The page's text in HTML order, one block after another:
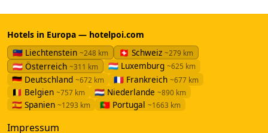
Hotels in Europa — hotelpoi.com
🇱🇮 Liechtenstein ~248 km 🇨🇭 Schweiz ~279 km
🇦🇹 Österreich ~311 km 🇱🇺 Luxemburg ~625 km
🇩🇪 Deutschland ~672 km 🇫🇷 Frankreich ~677 km
🇧🇪 Belgien ~757 km 🇳🇱 Niederlande ~890 km
🇪🇸 Spanien ~1293 km 🇵🇹 Portugal ~1663 km
Impressum